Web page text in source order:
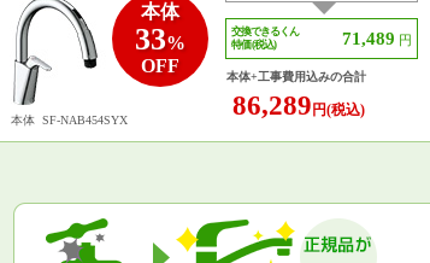
本体
33%
OFF
本体 SF-NAB454SYX
交換できるくん
特価 (税込)
71,489 円
本体+工事費用込みの合計
86,289 円(税込)